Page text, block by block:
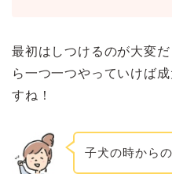
最初はしつけるのが大変
ら一つ一つやっていけば
すね！
子犬の時から